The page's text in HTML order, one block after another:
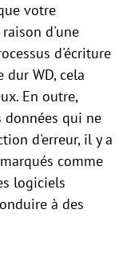
votre
d'une
d'écriture
WD, cela
En outre,
données qui ne
d'erreur, il y a
comme
logiciels
à des